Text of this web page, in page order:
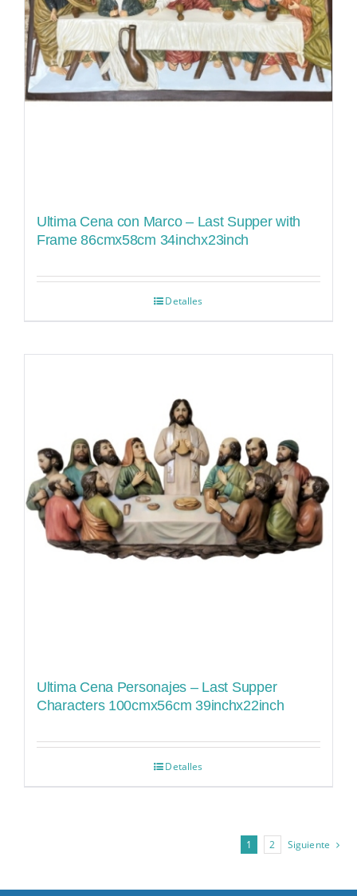
Ultima Cena con Marco – Last Supper with
Frame 86cmx58cm 34inchx23inch
Detalles
Ultima Cena Personajes – Last Supper
Characters 100cmx56cm 39inchx22inch
Detalles
1 2 Siguiente